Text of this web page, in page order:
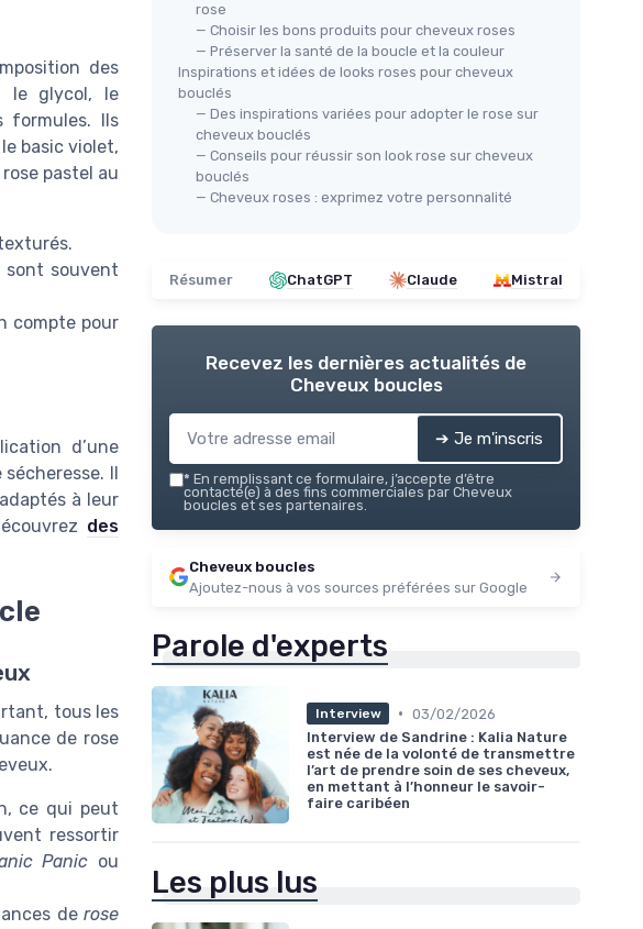
des
le glycol, le
formules. Ils
basic violet,
pastel au
sont souvent
compte pour
d’une
Il
à leur
des
tous les
de rose
ce qui peut
ressortir
Panic ou
de rose
rose
— Choisir les bons produits pour cheveux roses
— Préserver la santé de la boucle et la couleur
Inspirations et idées de looks roses pour cheveux
bouclés
— Des inspirations variées pour adopter le rose sur
cheveux bouclés
— Conseils pour réussir son look rose sur cheveux
bouclés
— Cheveux roses : exprimez votre personnalité
Résumer ChatGPT Claude Mistral
Recevez les dernières actualités de
Cheveux boucles
➔ Je m'inscris
* En remplissant ce formulaire, j’accepte d’être
contacté(e) à des fins commerciales par Cheveux
boucles et ses partenaires.
Cheveux boucles
Ajoutez-nous à vos sources préférées sur Google
Parole d'experts
Interview • 03/02/2026
Interview de Sandrine : Kalia Nature
est née de la volonté de transmettre
l’art de prendre soin de ses cheveux,
en mettant à l’honneur le savoir-
faire caribéen
Les plus lus